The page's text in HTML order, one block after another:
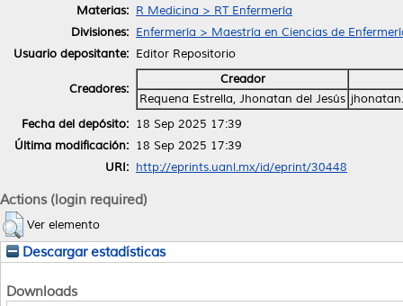
Materias: R Medicina > RT Enfermería
Divisiones: Enfermería > Maestría en Ciencias de
Usuario depositante: Editor Repositorio
Creadores:
Creador
Requena Estrella, Jhonatan del Jesús
Fecha del depósito: 18 Sep 2025 17:39
Última modificación: 18 Sep 2025 17:39
URI: http://eprints.uanl.mx/id/eprint/30448
Actions (login required)
Ver elemento
Descargar estadísticas
Downloads